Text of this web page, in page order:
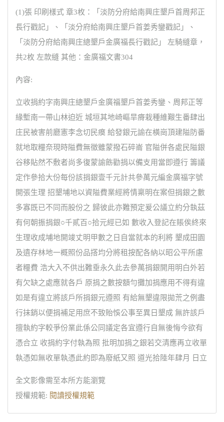
(1)張 印刷樣式 章3枚：「淡防分府給南興庄墾戶首周邦正
長行戳記」、「淡分府給南興庄墾戶首姜秀鑾戳記」、
「淡防分府給南興庄總墾戶金廣福長行戳記」 左騎縫章，
共2枚 左款縫 其他：金廣福文書304
內容:
立收捐約字南興庄總墾戶金廣福墾戶首姜秀鑾、周邦正等
緣塹南一帶山林迫近 城垣其地崎嶇旱瘠栽種維艱生番肆出
庄民被害前廳憲李念切民瘼 給發銀元諭在橫崗頂建隘防番
就地取糧奈現時隘費無徵雖蒙撥石碎崙 官隘併各處民隘銀
谷移貼然不敷者尚多復蒙諭飭勸捐以備支用當即遵行 籌議
定作參拾大份每份該捐銀壹千元計共參萬元編金廣福字號
開張生理 招墾埔地以資隘費業經將情稟明在案但捐銀之數
多寡既已不同而股份之 歸彼此亦難預定爰公議立約分執茲
有何朝振捐銀○千貳百○拾元經已如 數收入登記在賬俟終來
生理收成埔地開竣丈明甲數之日自當就本的利將 墾成田園
及遺存林地一概照份品撘均分將租按配各納以昭公平所慮
者糧費 浩大入不供出難垂永久此去參萬捐銀開用明白外若
有欠缺之處應就各戶 原捐之數按額勻攤加捐應用不得有違
如是有違立將該戶所捐銀元遵照 有給無墾違限拋荒之例盡
行抹銷以便捐補足用庶不致貽悞公事至異日墾成 無許該戶
擅執約字較爭份業此係公同議定各宜遵行自無後悔今欲有
憑合立 收捐約字付執為照 批明加捐之銀若交清應再立收單
執憑如無收單執憑此約即為廢紙又照 道光拾陸年肆月 日立
全文影像需至本所方能瀏覽
授權規範: 閱讀授權規範